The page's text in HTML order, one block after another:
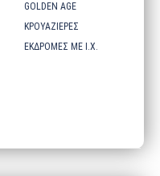
GOLDEN AGE
ΚΡΟΥΑΖΙΕΡΕΣ
ΕΚΔΡΟΜΕΣ ΜΕ Ι.Χ.